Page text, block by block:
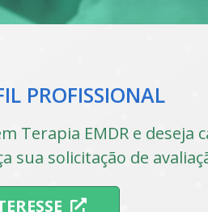
PROFISSIONAL
Terapia EMDR e deseja
sua solicitação de